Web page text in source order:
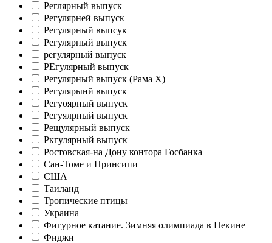
Реглярный выпуск
Регулярней выпуск
Регулярный выпсук
Регулярный выпуск
регулярный выпуск
РЕгулярный выпуск
Регулярный выпуск (Рама X)
Регулярынй выпуск
Регуоярный выпуск
Регуялрный выпуск
Рещулярный выпуск
Ркгулярный выпуск
Ростовская-на Дону контора Госбанка
Сан-Томе и Принсипи
США
Таиланд
Тропические птицы
Украина
Фигурное катание. Зимняя олимпиада в Пекине
Фиджи